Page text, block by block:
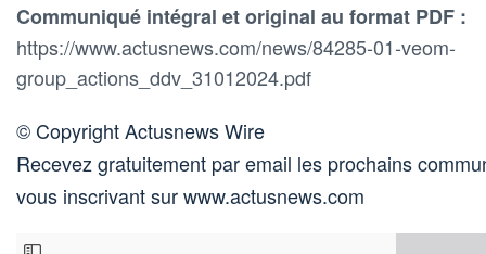
Communiqué intégral et original au format PDF :
https://www.actusnews.com/news/84285-01-veom-
group_actions_ddv_31012024.pdf
© Copyright Actusnews Wire
Recevez gratuitement par email les prochains
vous inscrivant sur www.actusnews.com